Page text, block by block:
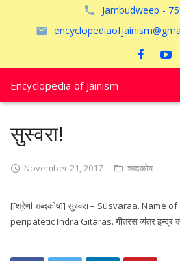
Jambudweep -
Encyclopedia of Jainism
पूजायें
अयोध्या
सुस्वरा!
November 21, 2017 शब्दकोष
[[श्रेणी:शब्दकोष]] सुस्वरा – Susvaraa. Name
peripatetic Indra Gitaras. गीतरस व्यंतर इन्द्र